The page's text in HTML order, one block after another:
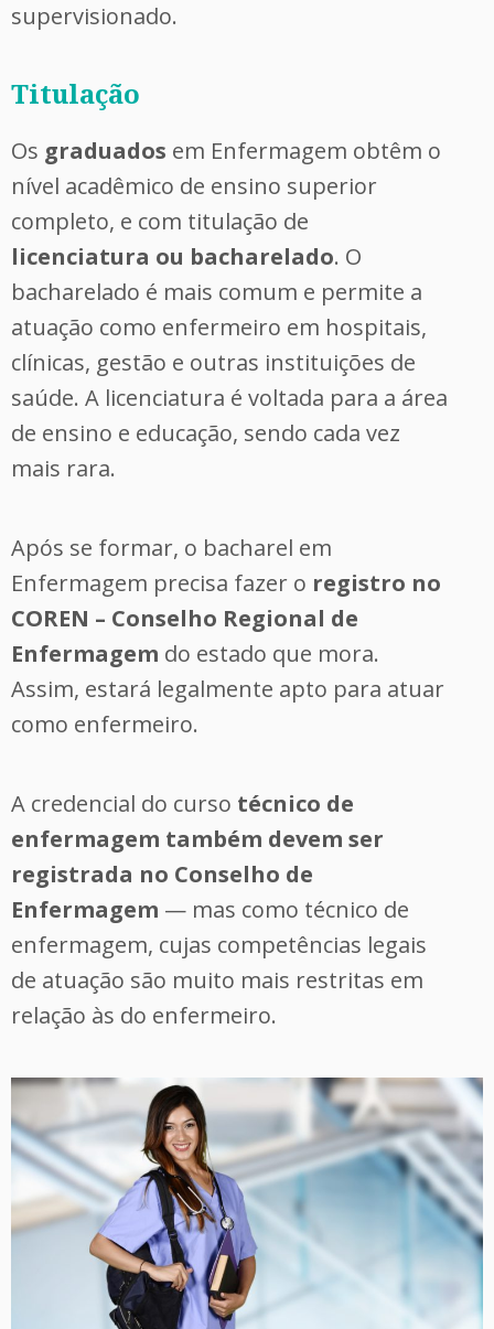
supervisionado.
Titulação
Os graduados em Enfermagem obtêm o
nível acadêmico de ensino superior
completo, e com titulação de
licenciatura ou bacharelado. O
bacharelado é mais comum e permite a
atuação como enfermeiro em hospitais,
clínicas, gestão e outras instituições de
saúde. A licenciatura é voltada para a área
de ensino e educação, sendo cada vez
mais rara.
Após se formar, o bacharel em
Enfermagem precisa fazer o registro no
COREN – Conselho Regional de
Enfermagem do estado que mora.
Assim, estará legalmente apto para atuar
como enfermeiro.
A credencial do curso técnico de
enfermagem também devem ser
registrada no Conselho de
Enfermagem — mas como técnico de
enfermagem, cujas competências legais
de atuação são muito mais restritas em
relação às do enfermeiro.